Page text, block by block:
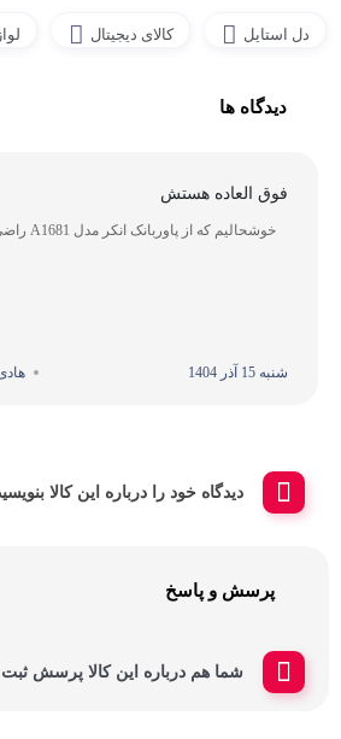
دل استایل کالای دیجیتال
دیدگاه ها
فوق العاده هستش
خوشحالیم که از پاوربانک انکر مدل A1681 راضی هستید.
شنبه 15 آذر 1404
دیدگاه خود را درباره این کالا
پرسش و پاسخ
شما هم درباره این کالا پرسش ثبت